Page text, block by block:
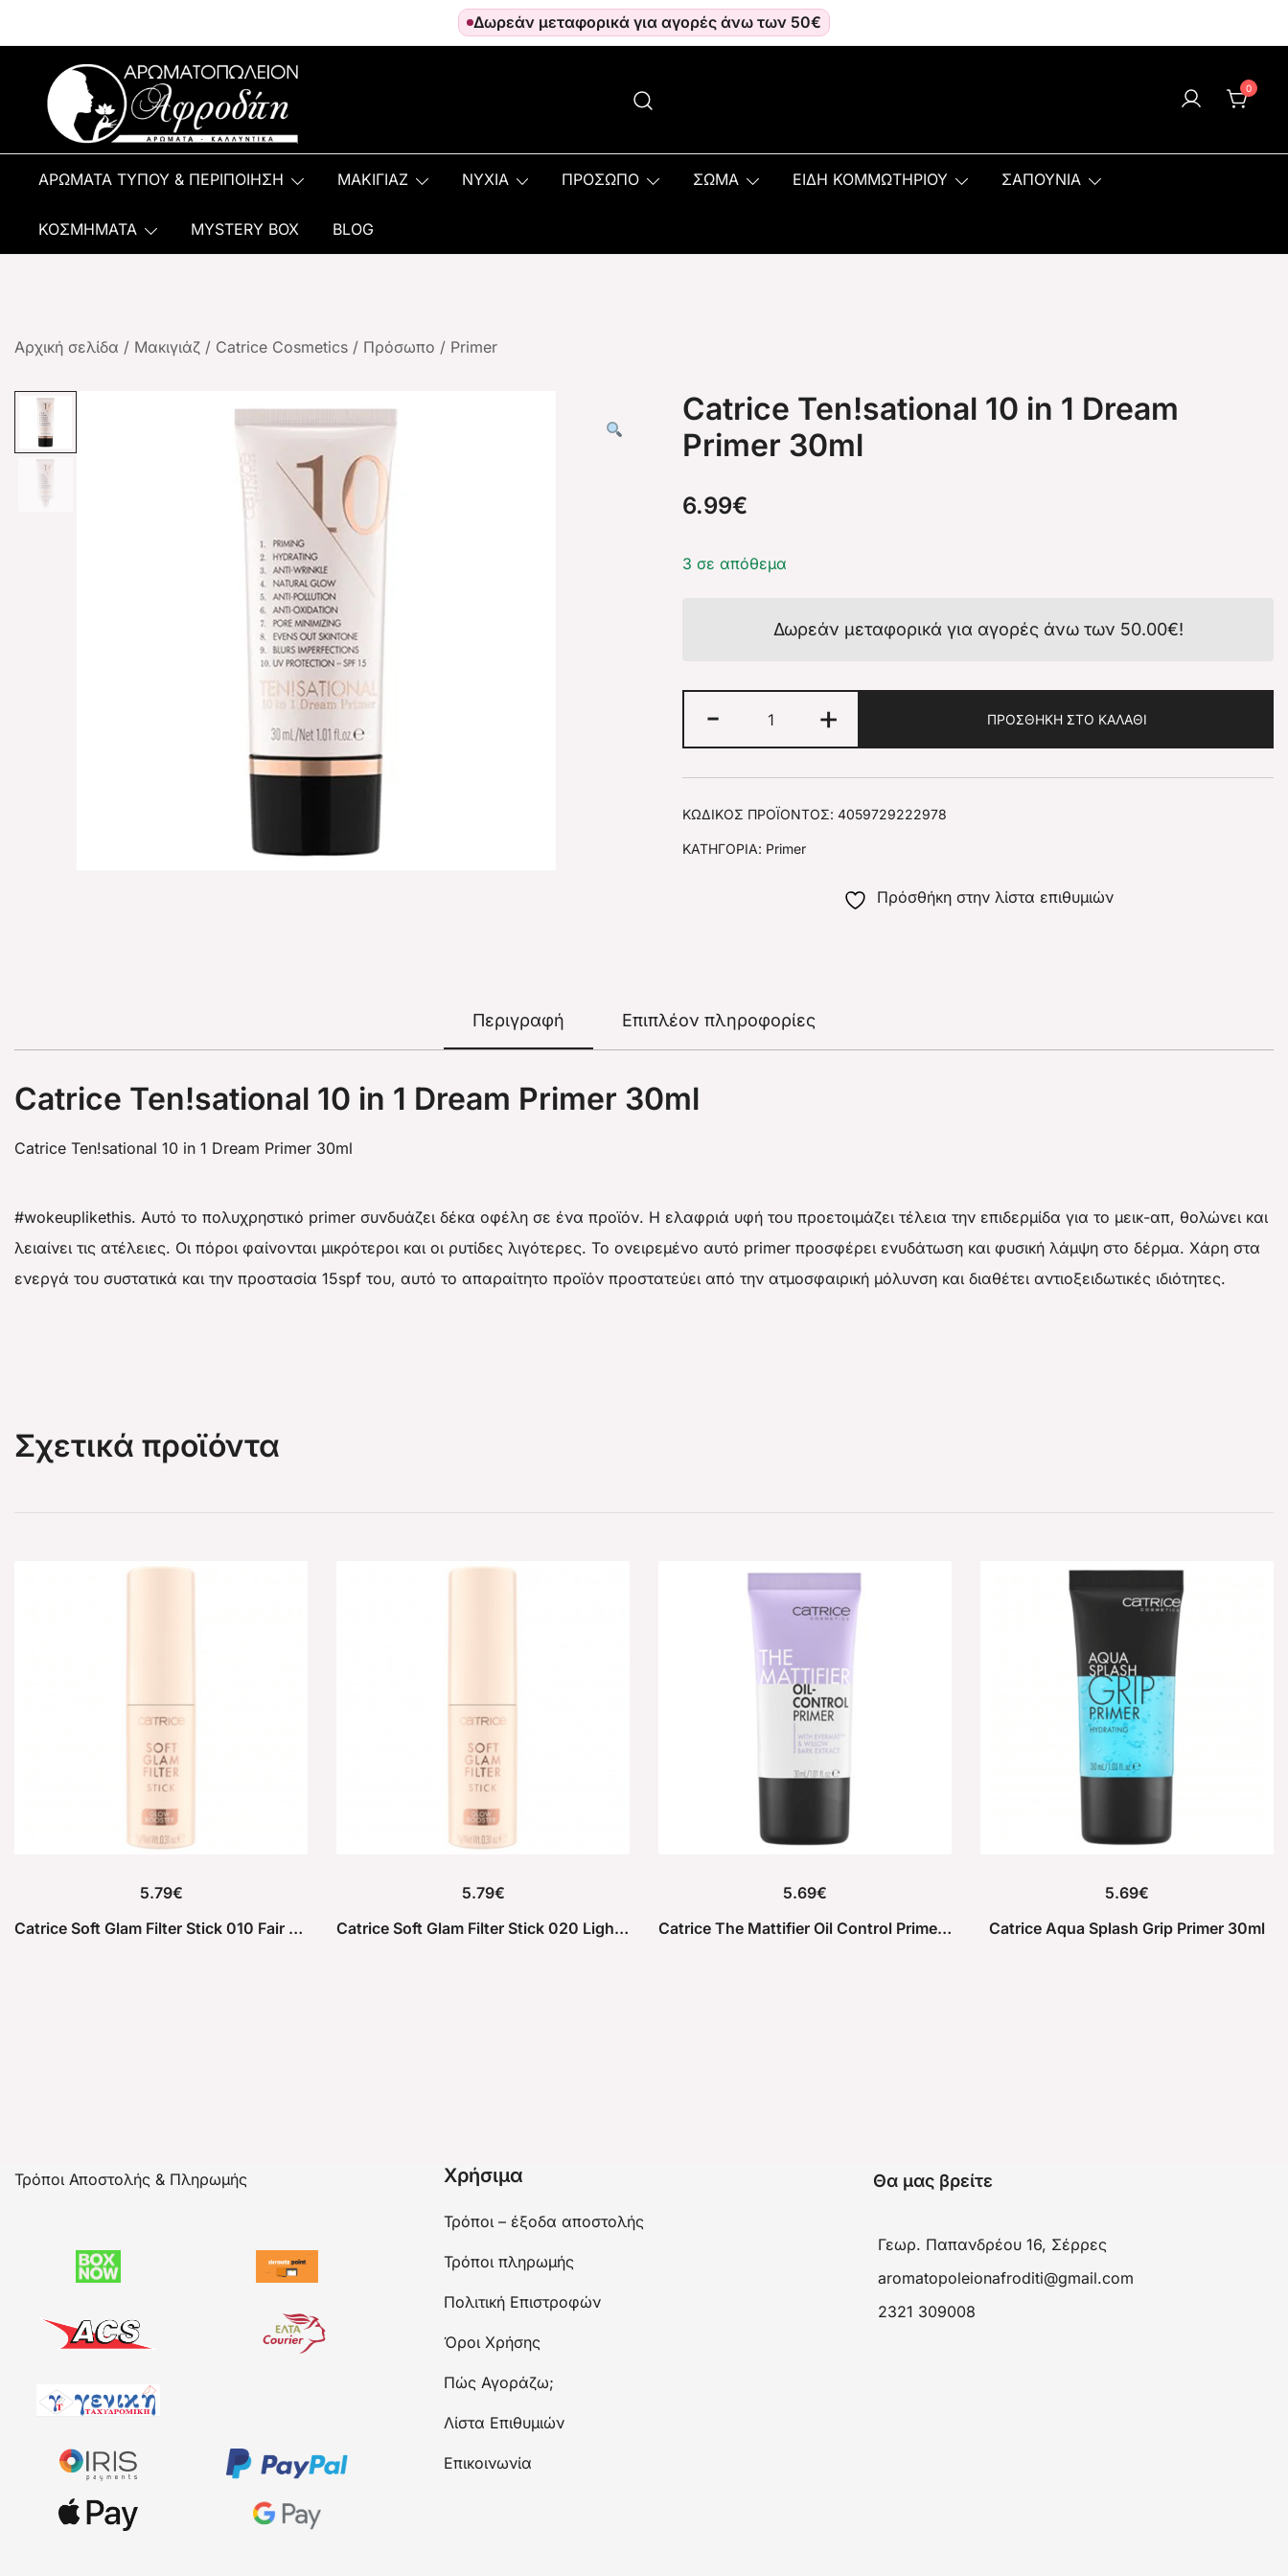
Δωρεάν μεταφορικά για αγορές άνω των 50€
Αρωματοπωλείον Αφροδίτη
0
ΑΡΩΜΑΤΑ ΤΥΠΟΥ & ΠΕΡΙΠΟΙΗΣΗ ΜΑΚΙΓΙΑΖ ΝΥΧΙΑ ΠΡΟΣΩΠΟ ΣΩΜΑ ΕΙΔΗ ΚΟΜΜΩΤΗΡΙΟΥ ΣΑΠΟΥΝΙΑ
ΚΟΣΜΗΜΑΤΑ MYSTERY BOX BLOG
Αρχική σελίδα / Μακιγιάζ / Catrice Cosmetics / Πρόσωπο / Primer
Catrice Ten!sational 10 in 1 Dream
Primer 30ml
6.99€
3 σε απόθεμα
Δωρεάν μεταφορικά για αγορές άνω των 50.00€!
- + ΠΡΟΣΘΉΚΗ ΣΤΟ ΚΑΛΆΘΙ
ΚΩΔΙΚΌΣ ΠΡΟΪΌΝΤΟΣ: 4059729222978
ΚΑΤΗΓΟΡΊΑ: Primer
Πρόσθήκη στην λίστα επιθυμιών
Περιγραφή Επιπλέον πληροφορίες
Catrice Ten!sational 10 in 1 Dream Primer 30ml
Catrice Ten!sational 10 in 1 Dream Primer 30ml
#wokeuplikethis. Αυτό το πολυχρηστικό primer συνδυάζει δέκα οφέλη σε ένα προϊόν. Η ελαφριά υφή του προετοιμάζει τέλεια την επιδερμίδα για το μεικ-απ, θολώνει και
λειαίνει τις ατέλειες. Οι πόροι φαίνονται μικρότεροι και οι ρυτίδες λιγότερες. Το ονειρεμένο αυτό primer προσφέρει ενυδάτωση και φυσική λάμψη στο δέρμα. Χάρη στα
ενεργά του συστατικά και την προστασία 15spf του, αυτό το απαραίτητο προϊόν προστατεύει από την ατμοσφαιρική μόλυνση και διαθέτει αντιοξειδωτικές ιδιότητες.
Σχετικά προϊόντα
5.79€
Catrice Soft Glam Filter Stick 010 Fair Light 9g
5.79€
Catrice Soft Glam Filter Stick 020 Light Medium 9g
5.69€
Catrice The Mattifier Oil Control Primer 30ml
5.69€
Catrice Aqua Splash Grip Primer 30ml
Τρόποι Αποστολής & Πληρωμής Χρήσιμα
Τρόποι – έξοδα αποστολής
Τρόποι πληρωμής
Πολιτική Επιστροφών
Όροι Χρήσης
Πώς Αγοράζω;
Λίστα Επιθυμιών
Επικοινωνία
Θα μας βρείτε
Γεωρ. Παπανδρέου 16, Σέρρες
aromatopoleionafroditi@gmail.com
2321 309008